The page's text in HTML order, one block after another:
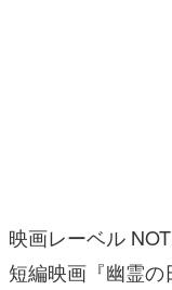
映画レーベル
短編映画『幽霊の